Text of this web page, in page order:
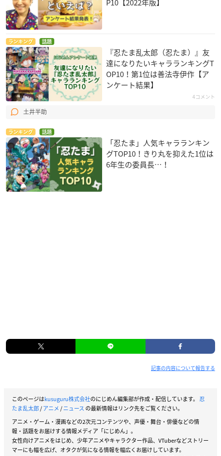
P10【2022年版】
ランキング 話題
『忍たま乱太郎（忍たま）』友
達になりたいキャラランキングT
OP10！第1位は善法寺伊作【ア
ンケート結果】
4コメント
土井半助
ランキング 話題
「忍たま」人気キャラランキン
グTOP10！きり丸を抑えた1位は
6年生の委員長…！
記事の内容について報告する
このページはkusuguru株式会社のにじめん編集部が作成・配信しています。 忍
たま乱太郎/アニメ/ニュース の最新情報はリンク先をご覧ください。
アニメ・ゲーム・漫画などの2次元コンテンツや、声優・舞台・俳優などの情
報・話題をお届けする情報メディア「にじめん」。
女性向けアニメをはじめ、少年アニメやキャラクター作品、VTuberなどストリー
マーにも幅を広げ、オタクが気になる情報を幅広くお届けしています。